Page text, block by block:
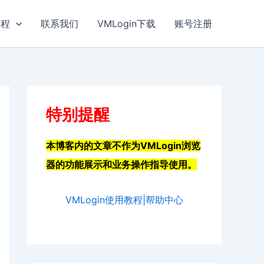
联系我们 VMLogin下载 账号注册
特别提醒
本博客内的文章不作为VMLogin浏览
器的功能展示和业务操作指导使用。
VMLogin使用教程|帮助中心